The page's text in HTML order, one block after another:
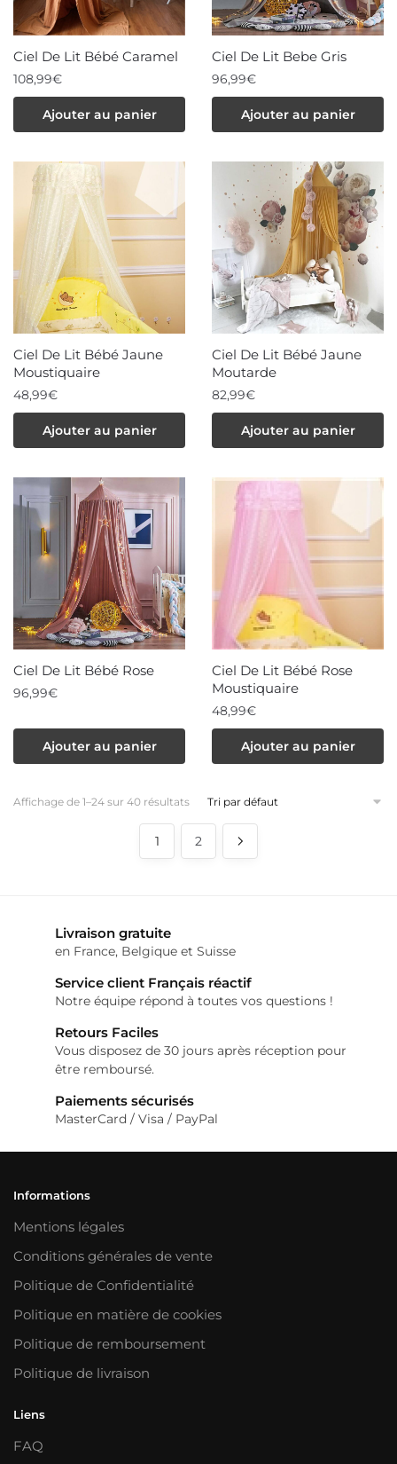
Ciel De Lit Bébé Caramel
108,99€
Ajouter au panier
Ciel De Lit Bebe Gris
96,99€
Ajouter au panier
Ciel De Lit Bébé Jaune
Moustiquaire
48,99€
Ajouter au panier
Ciel De Lit Bébé Jaune
Moutarde
82,99€
Ajouter au panier
Ciel De Lit Bébé Rose
96,99€
Ajouter au panier
Ciel De Lit Bébé Rose
Moustiquaire
48,99€
Ajouter au panier
Affichage de 1–24 sur 40 résultats
1 2
Livraison gratuite
en France, Belgique et Suisse
Service client Français réactif
Notre équipe répond à toutes vos questions !
Retours Faciles
Vous disposez de 30 jours après réception pour
être remboursé.
Paiements sécurisés
MasterCard / Visa / PayPal
Informations
Mentions légales
Conditions générales de vente
Politique de Confidentialité
Politique en matière de cookies
Politique de remboursement
Politique de livraison
Liens
FAQ